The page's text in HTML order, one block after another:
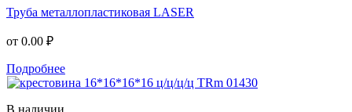
Труба металлопластиковая LASER
от 0.00 ₽
Подробнее
В наличии